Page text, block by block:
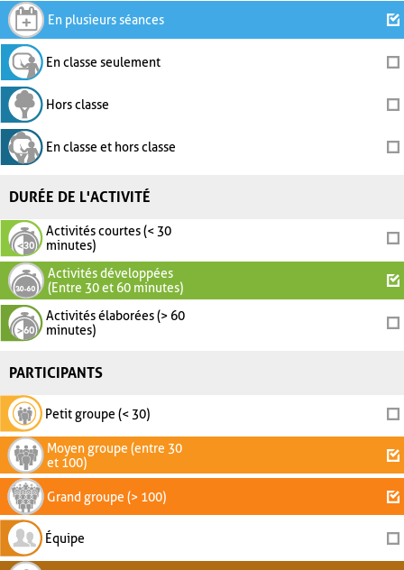
En plusieurs séances
En classe seulement
Hors classe
En classe et hors classe
DURÉE DE L'ACTIVITÉ
Activités courtes (< 30
minutes)
Activités développées
(Entre 30 et 60 minutes)
Activités élaborées (> 60
minutes)
PARTICIPANTS
Petit groupe (< 30)
Moyen groupe (entre 30
et 100)
Grand groupe (> 100)
Équipe